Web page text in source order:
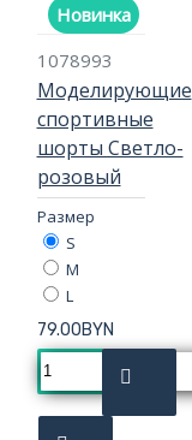
Новинка
1078993
Моделирующие
спортивные
шорты Светло-
розовый
Размер
S
M
L
79.00BYN